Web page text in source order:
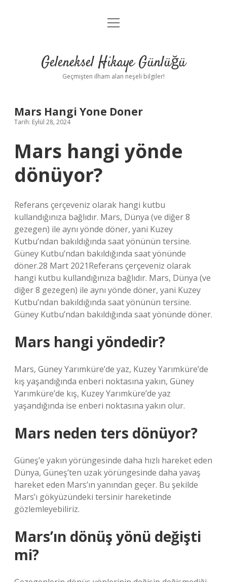
Anasayfa
Yasal Uyarı
menüyü
Geleneksel Hikaye Günlüğü
Geçmişten ilham alan neşeli bilgiler!
Mars Hangi Yone Doner
Tarih: Eylül 28, 2024
Mars hangi yönde
dönüyor?
Referans çerçeveniz olarak hangi kutbu
kullandığınıza bağlıdır. Mars, Dünya (ve diğer 8
gezegen) ile aynı yönde döner, yani Kuzey
Kutbu’ndan bakıldığında saat yönünün tersine.
Güney Kutbu’ndan bakıldığında saat yönünde
döner.28 Mart 2021Referans çerçeveniz olarak
hangi kutbu kullandığınıza bağlıdır. Mars, Dünya (ve
diğer 8 gezegen) ile aynı yönde döner, yani Kuzey
Kutbu’ndan bakıldığında saat yönünün tersine.
Güney Kutbu’ndan bakıldığında saat yönünde döner.
Mars hangi yöndedir?
Mars, Güney Yarımküre’de yaz, Kuzey Yarımküre’de
kış yaşandığında enberi noktasına yakın, Güney
Yarımküre’de kış, Kuzey Yarımküre’de yaz
yaşandığında ise enberi noktasına yakın olur.
Mars neden ters dönüyor?
Güneş’e yakın yörüngesinde daha hızlı hareket eden
Dünya, Güneş’ten uzak yörüngesinde daha yavaş
hareket eden Mars’ın yanından geçer. Bu şekilde
Mars’ı gökyüzündeki tersinir hareketinde
gözlemleyebiliriz.
Mars’ın dönüş yönü değişti
mi?